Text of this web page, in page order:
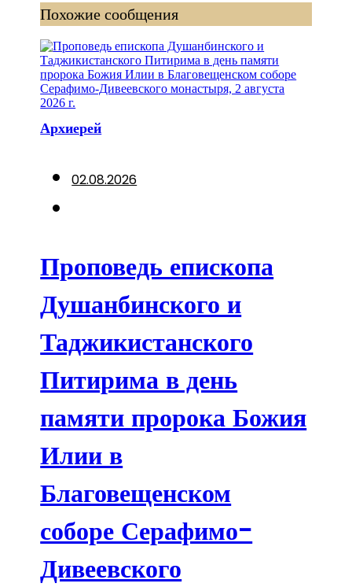
Похожие сообщения
Архиерей
02.08.2026
Проповедь епископа
Душанбинского и
Таджикистанского
Питирима в день
памяти пророка Божия
Илии в
Благовещенском
соборе Серафимо-
Дивеевского